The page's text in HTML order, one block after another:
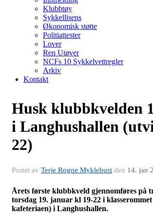
Klubbtøy
Sykkellisens
Økonomisk støtte
Politiattester
Lover
Ren Utøver
NCFs 10 Sykkelvettregler
Arkiv
Kontakt
Husk klubbkvelden
i Langhushallen
22)
Postet av Terje Rogne Myklebust den 14. jan
Årets første klubbkveld gjennomføres på
torsdag 19. januar kl 19-22 i
kafeteriaen) i Langhushallen.